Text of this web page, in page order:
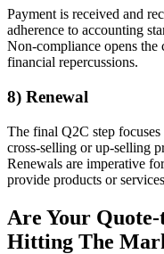
Payment is received and
adherence to accounting
Non-compliance opens
financial repercussions.
8) Renewal
The final Q2C step
cross-selling or up-selling
Renewals are imperative
provide products or
Are Your Quote-
Hitting The